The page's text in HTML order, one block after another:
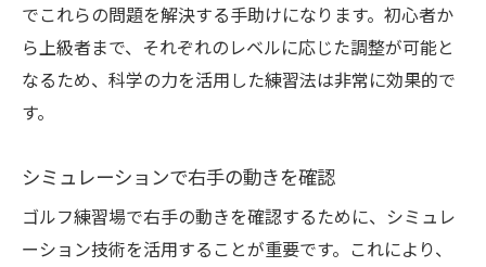
でこれらの問題を解決する手助けになります。初心者か
ら上級者まで、それぞれのレベルに応じた調整が可能と
なるため、科学の力を活用した練習法は非常に効果的で
す。
シミュレーションで右手の動きを確認
ゴルフ練習場で右手の動きを確認するために、シミュレ
ーション技術を活用することが重要です。これにより、